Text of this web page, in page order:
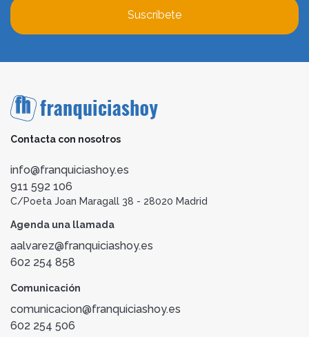
Suscríbete
Contacta con nosotros
info@franquiciashoy.es
911 592 106
C/Poeta Joan Maragall 38 - 28020 Madrid
Agenda una llamada
aalvarez@franquiciashoy.es
602 254 858
Comunicación
comunicacion@franquiciashoy.es
602 254 506